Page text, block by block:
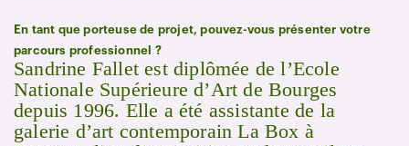
En tant que porteuse de projet, pouvez-vous présenter votre
parcours professionnel ?
Sandrine Fallet est diplômée de l’Ecole
Nationale Supérieure d’Art de Bourges
depuis 1996. Elle a été assistante de la
galerie d’art contemporain La Box à